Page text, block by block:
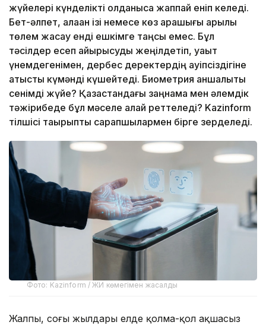
жүйелері күнделікті қолданысқа жаппай еніп келеді.
Бет-әлпет, алақан ізі немесе көз қарашығы арқылы
төлем жасау енді ешкімге таңсық емес. Бұл
тәсілдер есеп айырысуды жеңілдетіп, уақыт
үнемдегенімен, дербес деректердің қауіпсіздігіне
қатысты күмәнді күшейтеді. Биометрия қаншалықты
сенімді жүйе? Қазақстандағы заңнама мен әлемдік
тәжірибеде бұл мәселе қалай реттеледі? Kazinform
тілшісі тақырыпты сарапшылармен бірге зерделеді.
Фото: Kazinform / ЖИ көмегімен жасалды
Жалпы, соңғы жылдары елде қолма-қол ақшасыз